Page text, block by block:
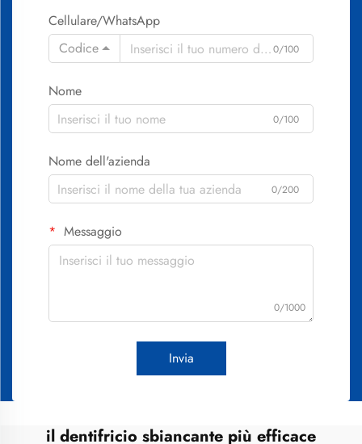
Cellulare/WhatsApp
Codice
0/100
Nome
0/100
Nome dell'azienda
0/200
Messaggio
0/1000
Invia
il dentifricio sbiancante più efficace